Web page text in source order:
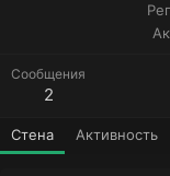
Сообщения
2
Стена Активность